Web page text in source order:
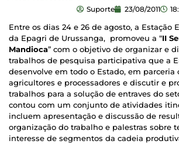
Suporte 23/08/2011
Entre os dias 24 e 26 de agosto, a Estação
da Epagri de Urussanga, promoveu a “II
Mandioca” com o objetivo de organizar e
trabalhos de pesquisa participativa que a
desenvolve em todo o Estado, em parceria
agricultores e processadores e discutir e
trabalhos para a solução de entraves do
contou com um conjunto de atividades
incluem apresentação e discussão de
organização do trabalho e palestras sobre
interesse de segmentos da cadeia